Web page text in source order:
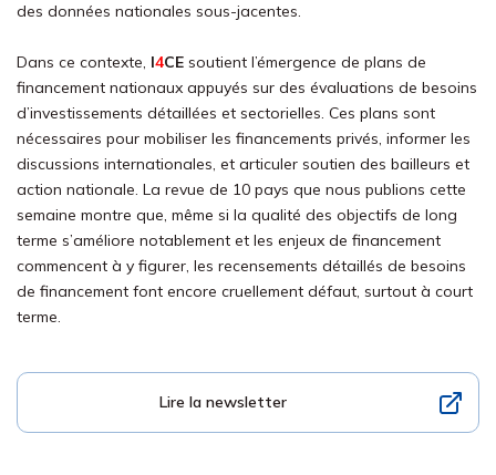
des données nationales sous-jacentes.
Dans ce contexte, I4CE soutient l’émergence de plans de
financement nationaux appuyés sur des évaluations de besoins
d’investissements détaillées et sectorielles. Ces plans sont
nécessaires pour mobiliser les financements privés, informer les
discussions internationales, et articuler soutien des bailleurs et
action nationale. La revue de 10 pays que nous publions cette
semaine montre que, même si la qualité des objectifs de long
terme s’améliore notablement et les enjeux de financement
commencent à y figurer, les recensements détaillés de besoins
de financement font encore cruellement défaut, surtout à court
terme.
Lire la newsletter